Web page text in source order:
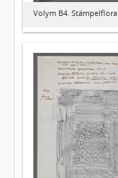
Volym B4. Stämpelflora